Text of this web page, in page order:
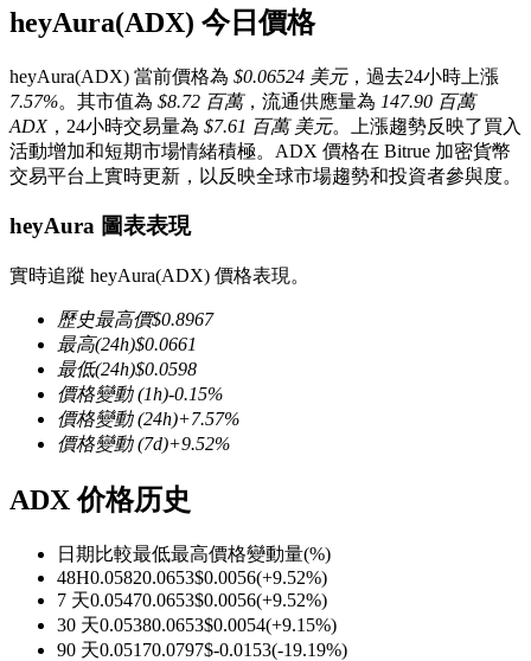
USDT永續
以數字貨幣為保證金的永續合約
TradFi
heyAura(ADX) 今日價格
heyAura(ADX) 當前價格為 $0.06524 美元，過去24小時上漲
7.57%。其市值為 $8.72 百萬，流通供應量為 147.90 百萬
ADX，24小時交易量為 $7.61 百萬 美元。上漲趨勢反映了買入
活動增加和短期市場情緒積極。ADX 價格在 Bitrue 加密貨幣
交易平台上實時更新，以反映全球市場趨勢和投資者參與度。
heyAura 圖表表現
實時追蹤 heyAura(ADX) 價格表現。
歷史最高價$0.8967
最高(24h)$0.0661
最低(24h)$0.0598
價格變動(1h)-0.15%
價格變動(24h)+7.57%
價格變動(7d)+9.52%
ADX 价格历史
日期比較最低最高價格變動量(%)
48H0.05820.0653$0.0056(+9.52%)
7 天0.05470.0653$0.0056(+9.52%)
30 天0.05380.0653$0.0054(+9.15%)
90 天0.05170.0797$-0.0153(-19.19%)